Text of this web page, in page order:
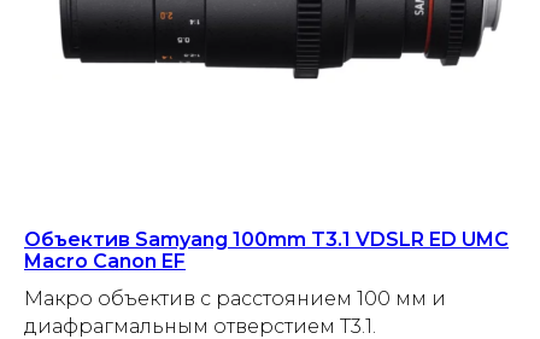
Объектив Samyang 100mm T3.1 VDSLR ED UMC
Macro Canon EF
Макро объектив с расстоянием 100 мм и
диафрагмальным отверстием T3.1.